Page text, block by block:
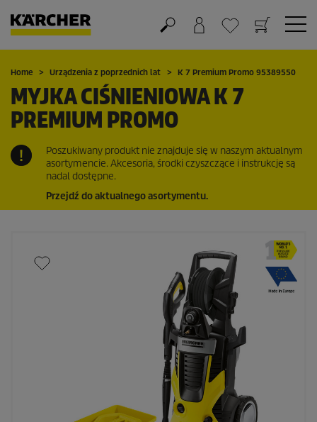
Koszyk
Lista życzeń
Home Urządzenia z poprzednich lat K 7 Premium Promo 95389550
MYJKA CIŚNIENIOWA K 7
PREMIUM PROMO
Poszukiwany produkt nie znajduje się w naszym aktualnym
asortymencie. Akcesoria, środki czyszczące i instrukcję są
nadal dostępne.
Przejdź do aktualnego asortymentu.